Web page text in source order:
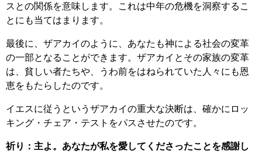
スとの関係を意味します。これは中年の危機を洞察するこ
とにも当てはまります。
最後に、ザアカイのように、あなたも神による社会の変革
の一部となることができます。ザアカイとその家族の変革
は、貧しい者たちや、うわ前をはねられていた人々にも恩
恵をもたらしたのです。
イエスに従うというザアカイの重大な決断は、確かにロッ
キング・チェア・テストをパスさせたのです。
祈り：主よ。あなたが私を愛してくださったことを感謝し